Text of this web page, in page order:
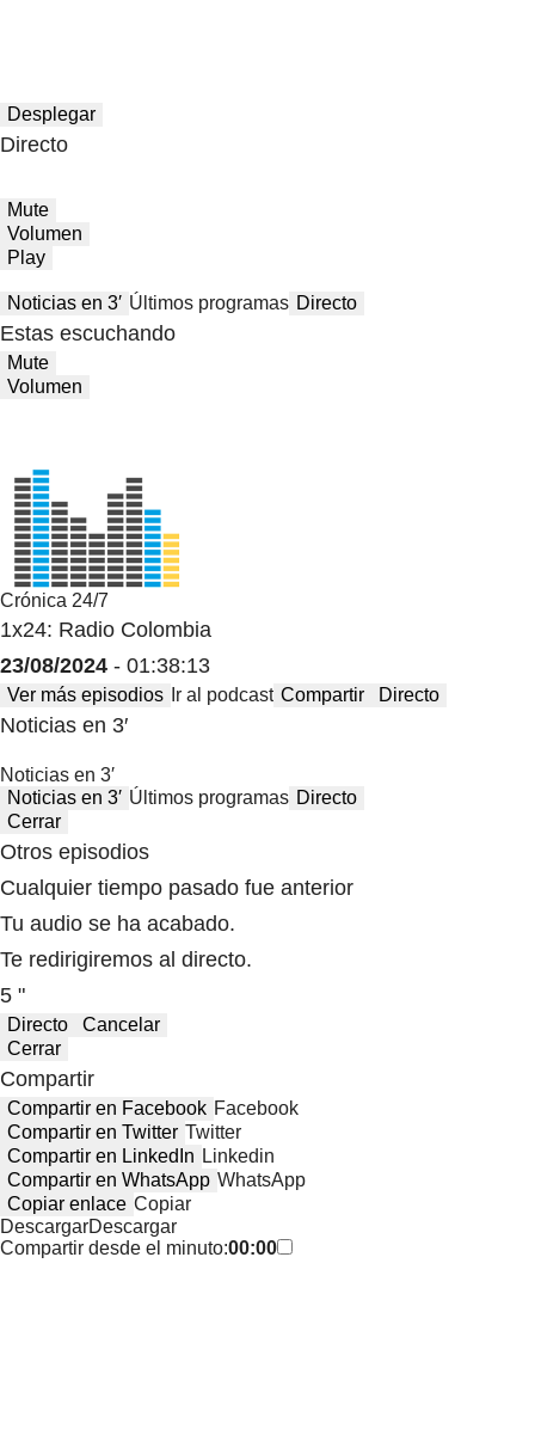
Desplegar
Directo
Mute
Volumen
Play
Noticias en 3′ Últimos programas Directo
Estas escuchando
Mute
Volumen
Crónica 24/7
1x24: Radio Colombia
23/08/2024 - 01:38:13
Ver más episodios Ir al podcast Compartir Directo
Noticias en 3′
Noticias en 3′
Noticias en 3′ Últimos programas Directo
Cerrar
Otros episodios
Cualquier tiempo pasado fue anterior
Tu audio se ha acabado.
Te redirigiremos al directo.
5 "
Directo
Cancelar
Cerrar
Compartir
Compartir en Facebook Facebook
Compartir en Twitter Twitter
Compartir en LinkedIn Linkedin
Compartir en WhatsApp WhatsApp
Copiar enlace Copiar
DescargarDescargar
Compartir desde el minuto:00:00